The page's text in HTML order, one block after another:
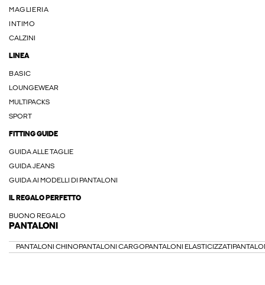
MAGLIERIA
INTIMO
CALZINI
LINEA
BASIC
LOUNGEWEAR
MULTIPACKS
SPORT
FITTING GUIDE
GUIDA ALLE TAGLIE
GUIDA JEANS
GUIDA AI MODELLI DI PANTALONI
IL REGALO PERFETTO
BUONO REGALO
PANTALONI
PANTALONI CHINO PANTALONI CARGO PANTALONI ELASTICIZZATI